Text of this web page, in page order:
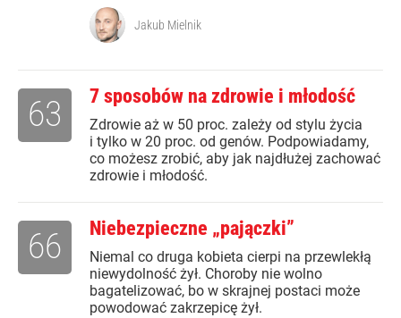
Jakub Mielnik
7 sposobów na zdrowie i młodość
Zdrowie aż w 50 proc. zależy od stylu życia
i tylko w 20 proc. od genów. Podpowiadamy,
co możesz zrobić, aby jak najdłużej zachować
zdrowie i młodość.
63
Niebezpieczne „pajączki”
Niemal co druga kobieta cierpi na przewlekłą
niewydolność żył. Choroby nie wolno
bagatelizować, bo w skrajnej postaci może
powodować zakrzepicę żył.
66